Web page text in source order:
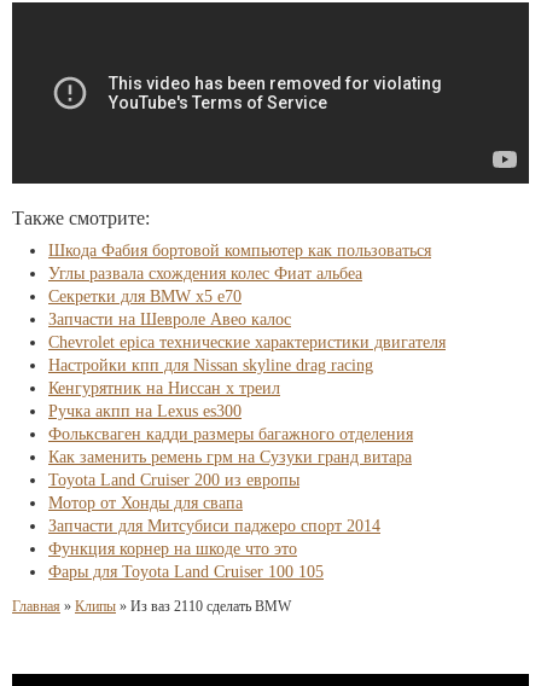
Также смотрите:
Шкода Фабия бортовой компьютер как пользоваться
Углы развала схождения колес Фиат альбеа
Секретки для BMW x5 e70
Запчасти на Шевроле Авео калос
Chevrolet epica технические характеристики двигателя
Настройки кпп для Nissan skyline drag racing
Кенгурятник на Ниссан х треил
Ручка акпп на Lexus es300
Фольксваген кадди размеры багажного отделения
Как заменить ремень грм на Сузуки гранд витара
Toyota Land Cruiser 200 из европы
Мотор от Хонды для свапа
Запчасти для Митсубиси паджеро спорт 2014
Функция корнер на шкоде что это
Фары для Toyota Land Cruiser 100 105
Главная » Клипы » Из ваз 2110 сделать BMW